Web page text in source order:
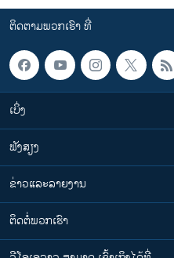
ຕິດຕາມພວກເຮົາ ທີ່
ເບິ່ງ
ຟັງສຽງ
ຂ່າວແລະລາຍງານ
ຕິດຕໍ່ພວກເຮົາ